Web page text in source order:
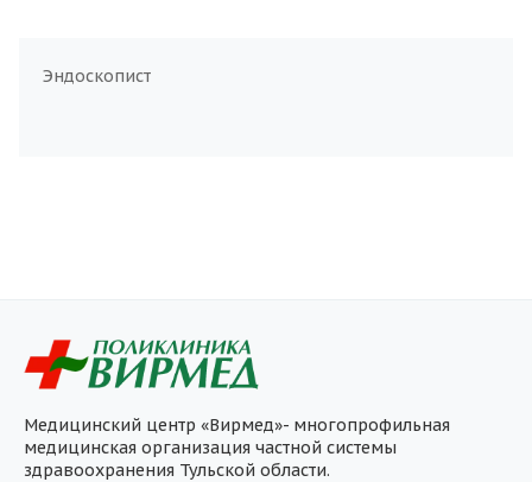
Эндоскопист
Медицинский центр «Вирмед»- многопрофильная
медицинская организация частной системы
здравоохранения Тульской области.